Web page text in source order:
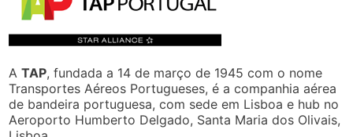
ATAP, fundada a 14 de março de 1945 com o nome
Transportes Aéreos Portugueses, é a companhia aérea
de bandeira portuguesa, com sede em Lisboa e hub no
Aeroporto Humberto Delgado, Santa Maria dos Olivais,